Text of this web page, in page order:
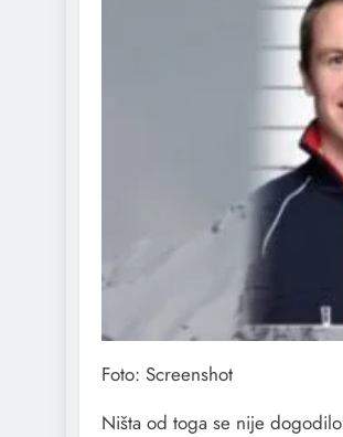
Foto: Screenshot
Ništa od toga se nije